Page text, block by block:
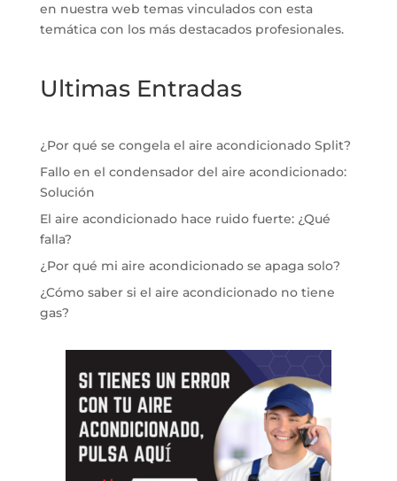
en nuestra web temas vinculados con esta
temática con los más destacados profesionales.
Ultimas Entradas
¿Por qué se congela el aire acondicionado Split?
Fallo en el condensador del aire acondicionado:
Solución
El aire acondicionado hace ruido fuerte: ¿Qué
falla?
¿Por qué mi aire acondicionado se apaga solo?
¿Cómo saber si el aire acondicionado no tiene
gas?